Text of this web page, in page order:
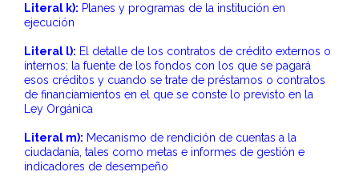
Literal k): Planes y programas de la institución en
ejecución
Literal l): El detalle de los contratos de crédito externos o
internos; la fuente de los fondos con los que se pagará
esos créditos y cuando se trate de préstamos o contratos
de financiamientos en el que se conste lo previsto en la
Ley Orgánica
Literal m): Mecanismo de rendición de cuentas a la
ciudadanía, tales como metas e informes de gestión e
indicadores de desempeño